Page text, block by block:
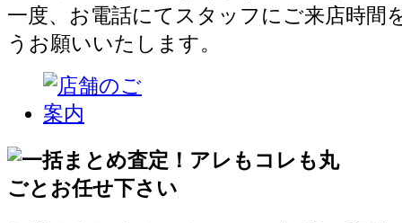
一度、お電話にてスタッフにご来店時間
うお願いいたします。